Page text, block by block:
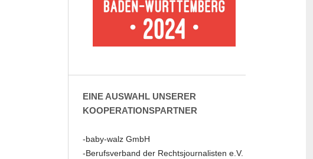
EINE AUSWAHL UNSERER
KOOPERATIONSPARTNER
-baby-walz GmbH
-Berufsverband der Rechtsjournalisten e.V.